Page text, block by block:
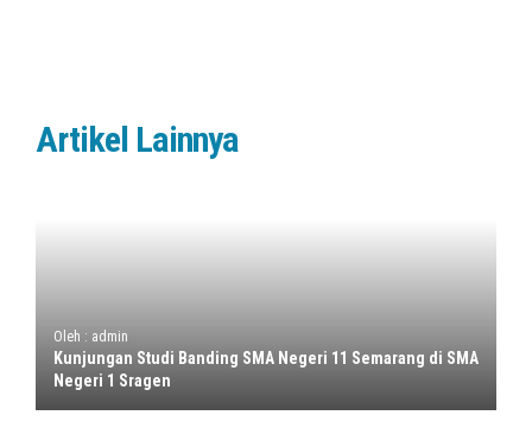
Artikel Lainnya
Oleh : admin
Kunjungan Studi Banding SMA Negeri 11 Semarang di SMA
Negeri 1 Sragen